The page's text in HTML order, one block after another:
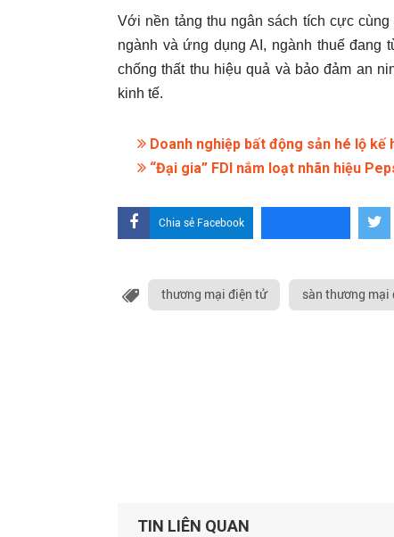
Với nền tảng thu ngân sách tích cực
ngành và ứng dụng AI, ngành thuế
chống thất thu hiệu quả và bảo đảm an
kinh tế.
Doanh nghiệp bất động sản hé lộ
“Đại gia” FDI nắm loạt nhãn hiệu
Chia sẻ Facebook
thương mại điện tử sàn thương mại
TIN LIÊN QUAN